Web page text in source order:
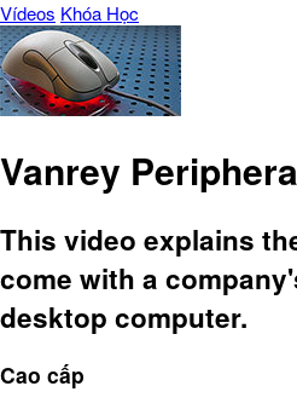
Vídeos Khóa Học
Vanrey
This video explains
come with a
desktop computer.
Cao cấp